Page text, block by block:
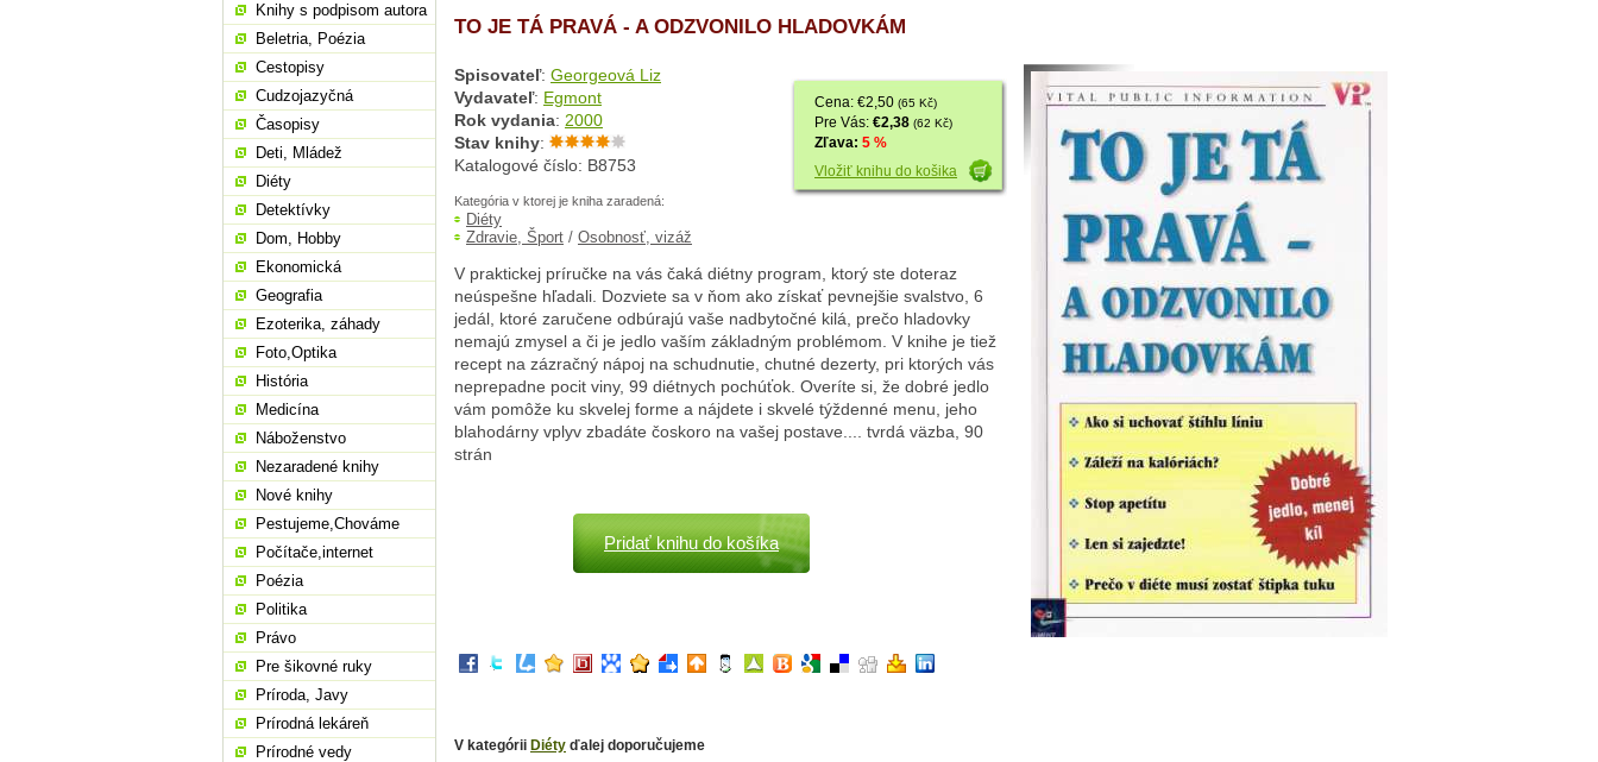
TO JE TÁ PRAVÁ - A ODZVONILO HLADOVKÁM
Cena: €2,50 (65 Kč)
Pre Vás: €2,38 (62 Kč)
Zľava: 5 %
Vložiť knihu do košika
Spisovateľ: Georgeová Liz
Vydavateľ: Egmont
Rok vydania: 2000
Stav knihy:
Katalogové číslo: B8753
Kategória v ktorej je kniha zaradená:
Diéty
Zdravie, Šport / Osobnosť, vizáž
V praktickej príručke na vás čaká diétny program, ktorý ste doteraz
neúspešne hľadali. Dozviete sa v ňom ako získať pevnejšie svalstvo, 6
jedál, ktoré zaručene odbúrajú vaše nadbytočné kilá, prečo hladovky
nemajú zmysel a či je jedlo vaším základným problémom. V knihe je tiež
recept na zázračný nápoj na schudnutie, chutné dezerty, pri ktorých vás
neprepadne pocit viny, 99 diétnych pochúťok. Overíte si, že dobré jedlo
vám pomôže ku skvelej forme a nájdete i skvelé týždenné menu, jeho
blahodárny vplyv zbadáte čoskoro na vašej postave.... tvrdá väzba, 90
strán
Pridať knihu do košíka
V kategórii Diéty ďalej doporučujeme
Knihy s podpisom autora
Beletria, Poézia
Cestopisy
Cudzojazyčná
Časopisy
Deti, Mládež
Diéty
Detektívky
Dom, Hobby
Ekonomická
Geografia
Ezoterika, záhady
Foto,Optika
História
Medicína
Náboženstvo
Nezaradené knihy
Nové knihy
Pestujeme,Chováme
Počítače,internet
Poézia
Politika
Právo
Pre šikovné ruky
Príroda, Javy
Prírodná lekáreň
Prírodné vedy